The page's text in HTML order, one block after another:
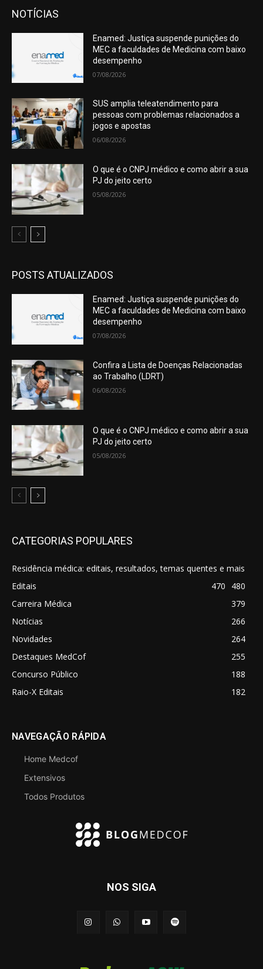
NOTÍCIAS
Enamed: Justiça suspende punições do
MEC a faculdades de Medicina com baixo
desempenho
07/08/2026
SUS amplia teleatendimento para
pessoas com problemas relacionados a
jogos e apostas
06/08/2026
O que é o CNPJ médico e como abrir a sua
PJ do jeito certo
05/08/2026
POSTS ATUALIZADOS
Enamed: Justiça suspende punições do
MEC a faculdades de Medicina com baixo
desempenho
07/08/2026
Confira a Lista de Doenças Relacionadas
ao Trabalho (LDRT)
06/08/2026
O que é o CNPJ médico e como abrir a sua
PJ do jeito certo
05/08/2026
CATEGORIAS POPULARES
Residência médica: editais, resultados, temas quentes e mais
480
Editais
470
Carreira Médica
379
Notícias
266
Novidades
264
Destaques MedCof
255
Concurso Público
188
Raio-X Editais
182
NAVEGAÇÃO RÁPIDA
Home Medcof
Extensivos
Todos Produtos
NOS SIGA